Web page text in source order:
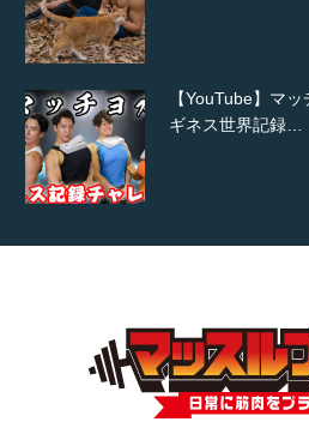
【YouTube】マ
ギネス世界記録…
【TV】TBS番組
TOKYO FMラジ
で紹介さ…